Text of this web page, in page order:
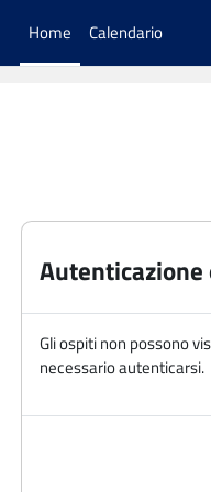
Home Calendario
Gli ospiti non possono
necessario autenticarsi.